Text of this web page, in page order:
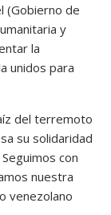
(Gobierno de
y
la
unidos para
del terremoto
su solidaridad
con
nuestra
venezolano